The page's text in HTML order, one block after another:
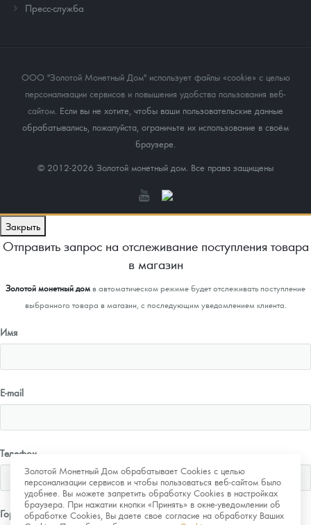
Пресс-служба
ООО "Золотой Монетный Дом" использует файлы «cookie» с целью
персонализации сервисов и повышения удобства пользования веб-
сайтом . Если вы не хотите, чтобы ваши пользовательские данные
обрабатывались, пожалуйста, ограничьте их использование в своём
браузере.
© 2012-2026 Золотой монетный дом. Все права защищены
Золотой Монетный Дом обрабатывает Cookies с целью
персонализации сервисов и чтобы пользоваться веб-сайтом было
удобнее. Вы можете запретить обработку Cookies в настройках
браузера. При нажатии кнопки «Принять» в окне-уведомлении об
обработке Cookies, Вы даете свое согласие на обработку Ваших
Закрыть
Отправить запрос на отслеживание поступления товара
в магазин
Золотой монетный домв автоматическом режиме будет отслеживать поступление
выбранного товара в магазин, с последующим уведомлением клиента.
Имя
E-mail
Телефон
Город